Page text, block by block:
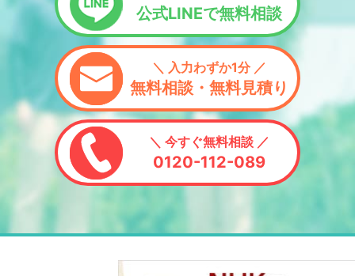
公式LINEで無料相談
＼ 入力わずか1分 ／
無料相談・無料見積り
＼ 今すぐ無料相談 ／
0120-112-089